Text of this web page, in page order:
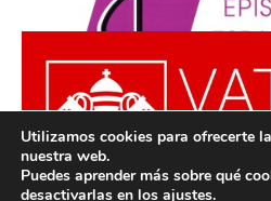
Utilizamos cookies para ofrecerte
nuestra web.
Puedes aprender más sobre qué
desactivarlas en los ajustes.